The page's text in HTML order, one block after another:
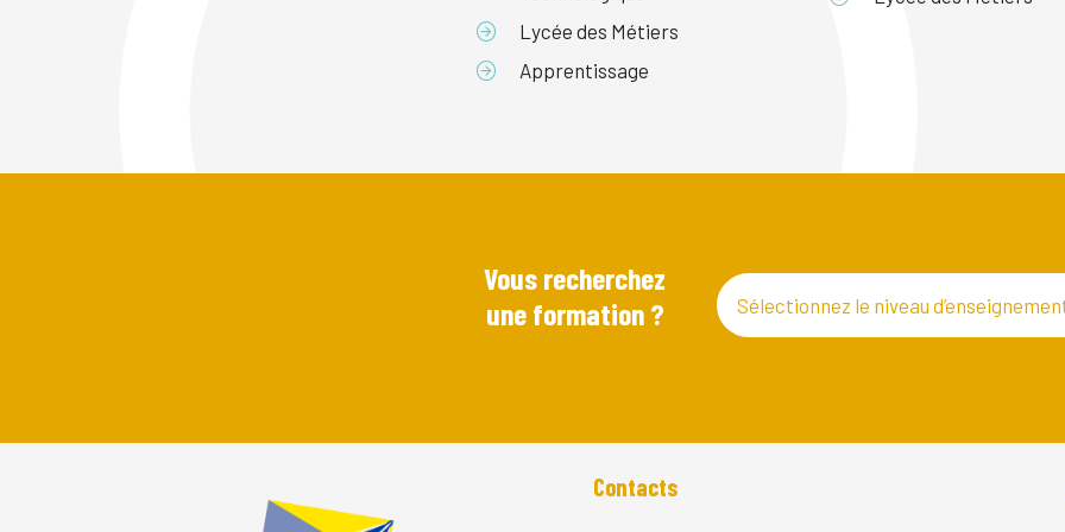
Lycée des Métiers
Apprentissage
Vous recherchez
une formation ?
Sélectionnez le niveau
Contacts